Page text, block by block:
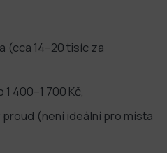
(cca 14–20 tisíc za
400–1 700 Kč,
(není ideální pro místa